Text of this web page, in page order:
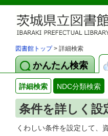
図書館トップ> 詳細検索
かんたん検索
詳細検索 NDC分類検索
条件を詳しく設
くわしい条件を設定して、